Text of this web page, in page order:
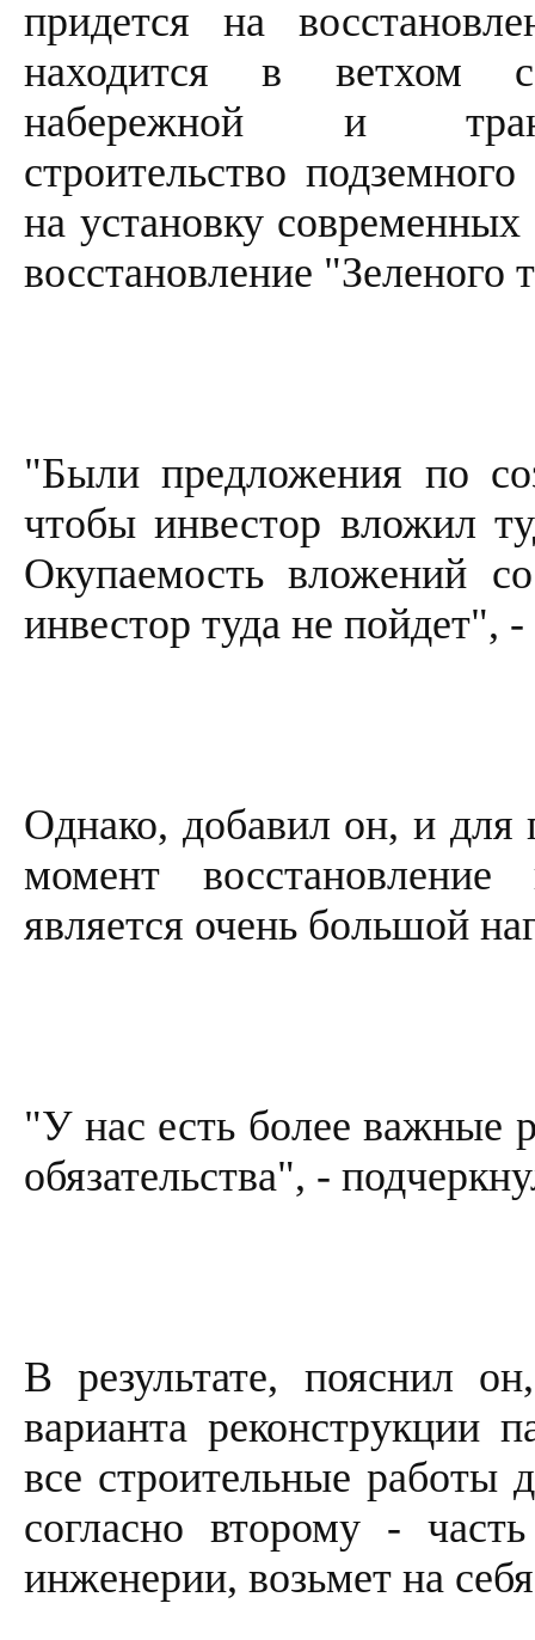
придется на
находится в ветхом
набережной и
строительство
на установку
восстановление "Зеленого
"Были предложения по
чтобы инвестор вложил
Окупаемость вложений
инвестор туда не пойдет",
Однако, добавил он, и для
момент
является очень большой
"У нас есть более важные
обязательства", -
В результате, пояснил
варианта реконструкции
все строительные работы
согласно второму -
инженерии, возьмет на